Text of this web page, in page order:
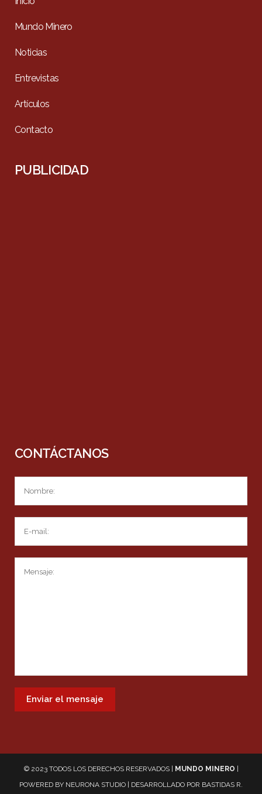
Mundo Minero
Noticias
Entrevistas
Artículos
Contacto
PUBLICIDAD
CONTÁCTANOS
© 2023 TODOS LOS DERECHOS RESERVADOS | MUNDO MINERO
POWERED BY NEURONA STUDIO | DESARROLLADO POR BASTIDAS R.